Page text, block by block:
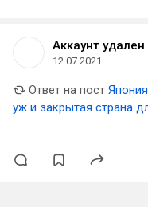
Аккаунт удален
12.07.2021
Ответ на пост
уж и закрытая страна